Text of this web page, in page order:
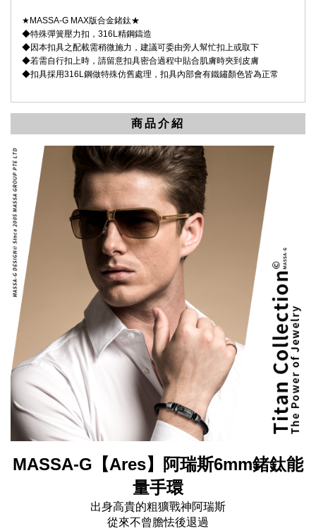
★MASSA-G MAX版合金鍺鈦★
◆特殊彈簧壓力扣，316L精鋼鑄造
◆因本扣具之配載需稍微施力，建議可委由旁人幫忙扣上或取下
◆若需自行扣上時，請留意扣具密合過程中貼合肌膚時夾到皮膚
◆扣具採用316L鋼做特殊仿舊處理，扣具內部會有鐵鏽顏色皆為正常
商品介紹
MASSA-G【Ares】阿瑞斯6mm鍺鈦能
量手環
出身高貴的粗獷戰神阿瑞斯
從來不曾膽怯後退過